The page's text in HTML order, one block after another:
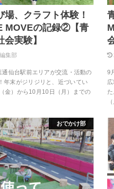
、クラフト体験！
MOVEの記録②【青
実験】
集部
仙台駅前エリアが交流・活動の
年末がジリジリと、近づいてい
金）から10月10日（月）までの
9
おでかけ部